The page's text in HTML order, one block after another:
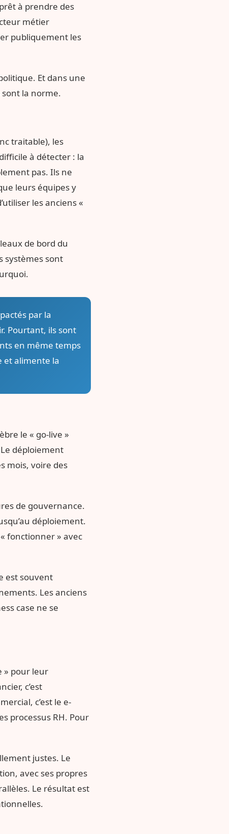
à prendre des
métier
publiquement les
Et dans une
la norme.
traitable), les
à détecter : la
pas. Ils ne
leurs équipes y
les anciens «
de bord du
systèmes sont
par la
Pourtant, ils sont
en même temps
et alimente la
le « go-live »
Le déploiement
mois, voire des
de gouvernance.
déploiement.
fonctionner » avec
est souvent
Les anciens
case ne se
» pour leur
c’est
c’est le e-
processus RH. Pour
justes. Le
avec ses propres
Le résultat est